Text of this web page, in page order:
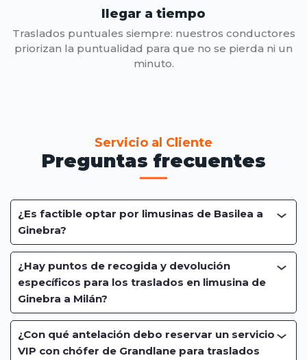
llegar a tiempo
Traslados puntuales siempre: nuestros conductores
priorizan la puntualidad para que no se pierda ni un
minuto.
Servicio al Cliente
Preguntas frecuentes
¿Es factible optar por limusinas de Basilea a
Ginebra?
¿Hay puntos de recogida y devolución
específicos para los traslados en limusina de
Ginebra a Milán?
¿Con qué antelación debo reservar un servicio
VIP con chófer de Grandlane para traslados